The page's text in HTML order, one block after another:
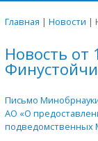
Главная | Новости |
Новость
Письмо
АО «О
подведомственных